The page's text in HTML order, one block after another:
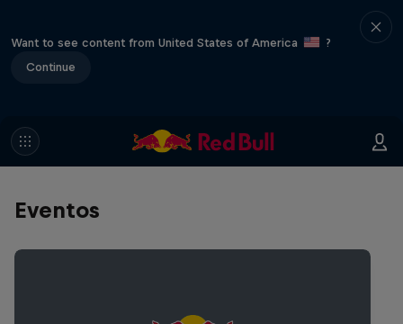
Want to see content from United States of America
?
Continue
Eventos